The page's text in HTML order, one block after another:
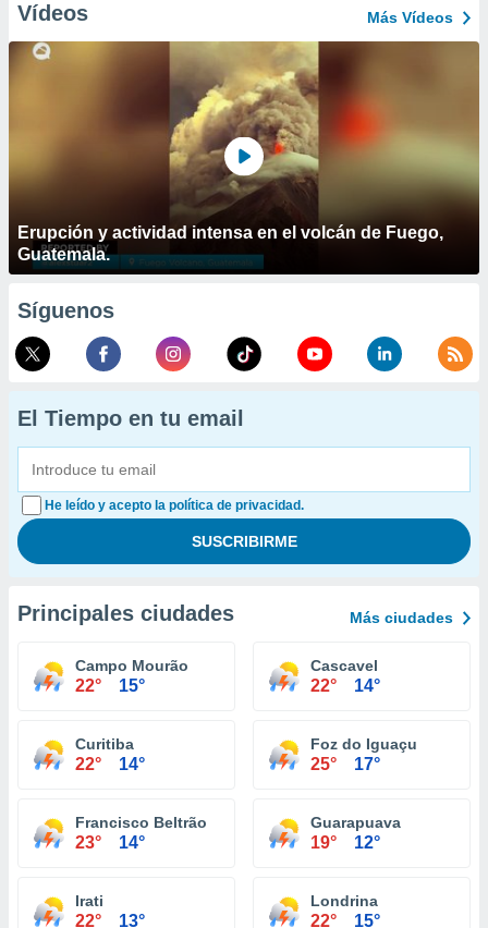
Vídeos Más Vídeos
Erupción y actividad intensa en el volcán de Fuego,
Guatemala.
Síguenos
El Tiempo en tu email
He leído y acepto la política de privacidad.
Principales ciudades Más ciudades
Campo Mourão
22° 15°
Cascavel
22° 14°
Curitiba
22° 14°
Foz do Iguaçu
25° 17°
Francisco Beltrão
23° 14°
Guarapuava
19° 12°
Irati
22° 13°
Londrina
22° 15°